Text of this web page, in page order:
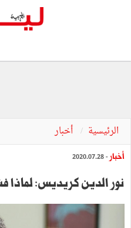
الرئيسية أخبار
أخبار - 2020.07.28
نور الدين كريديس: لماذا